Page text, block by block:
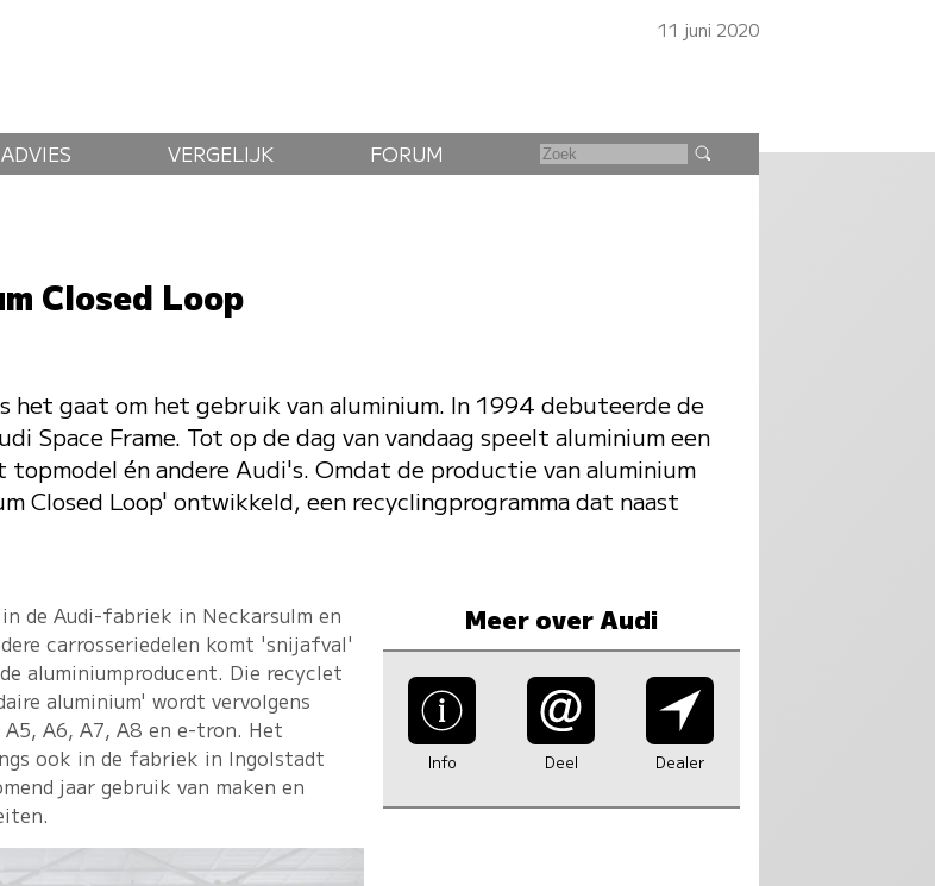
11 juni 2020
ADVIES VERGELIJK FORUM
Closed Loop
gaat om het gebruik van aluminium. In 1994 debuteerde de
Space Frame. Tot op de dag van vandaag speelt aluminium een
én andere Audi's. Omdat de productie van aluminium
Closed Loop' ontwikkeld, een recyclingprogramma dat naast
de Audi-fabriek in Neckarsulm en
carrosseriedelen komt 'snijafval'
aluminiumproducent. Die recyclet
aluminium' wordt vervolgens
A6, A7, A8 en e-tron. Het
ook in de fabriek in Ingolstadt
jaar gebruik van maken en
Meer over Audi
Info Deel Dealer